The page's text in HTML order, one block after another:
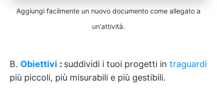
Aggiungi facilmente un nuovo documento come allegato a
un'attività.
B. Obiettivi : suddividi i tuoi progetti in traguardi
più piccoli, più misurabili e più gestibili.